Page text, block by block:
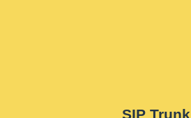
SIP Trunk